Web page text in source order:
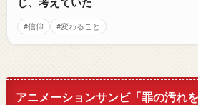
#信仰 #変わること
アニメーションサンビ「罪の汚れを